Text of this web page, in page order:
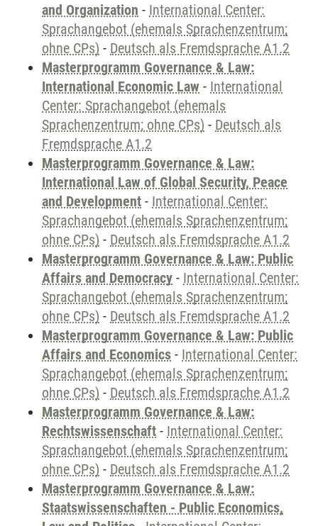
and Organization - International Center:
Sprachangebot (ehemals Sprachenzentrum;
ohne CPs) - Deutsch als Fremdsprache A1.2
Masterprogramm Governance & Law:
International Economic Law - International
Center: Sprachangebot (ehemals
Sprachenzentrum; ohne CPs) - Deutsch als
Fremdsprache A1.2
Masterprogramm Governance & Law:
International Law of Global Security, Peace
and Development - International Center:
Sprachangebot (ehemals Sprachenzentrum;
ohne CPs) - Deutsch als Fremdsprache A1.2
Masterprogramm Governance & Law: Public
Affairs and Democracy - International Center:
Sprachangebot (ehemals Sprachenzentrum;
ohne CPs) - Deutsch als Fremdsprache A1.2
Masterprogramm Governance & Law: Public
Affairs and Economics - International Center:
Sprachangebot (ehemals Sprachenzentrum;
ohne CPs) - Deutsch als Fremdsprache A1.2
Masterprogramm Governance & Law:
Rechtswissenschaft - International Center:
Sprachangebot (ehemals Sprachenzentrum;
ohne CPs) - Deutsch als Fremdsprache A1.2
Masterprogramm Governance & Law:
Staatswissenschaften - Public Economics,